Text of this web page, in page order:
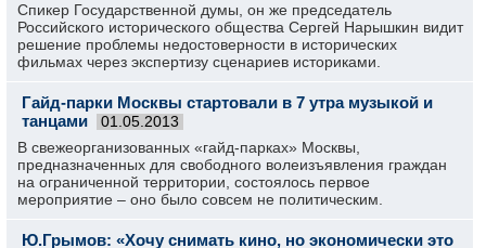
Спикер Государственной думы, он же председатель
Российского исторического общества Сергей Нарышкин видит
решение проблемы недостоверности в исторических
фильмах через экспертизу сценариев историками.
Гайд-парки Москвы стартовали в 7 утра музыкой и
танцами
01.05.2013
В свежеорганизованных «гайд-парках» Москвы,
предназначенных для свободного волеизъявления граждан
на ограниченной территории, состоялось первое
мероприятие – оно было совсем не политическим.
Ю.Грымов: «Хочу снимать кино, но экономически это